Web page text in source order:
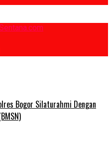
Bogor Silaturahmi Dengan